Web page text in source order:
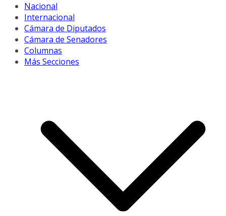
Nacional
Internacional
Cámara de Diputados
Cámara de Senadores
Columnas
Más Secciones